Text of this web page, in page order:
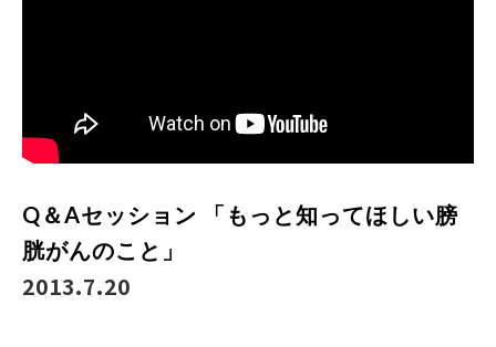
Q＆Aセッション 「もっと知ってほしい膀
胱がんのこと」
2013.7.20